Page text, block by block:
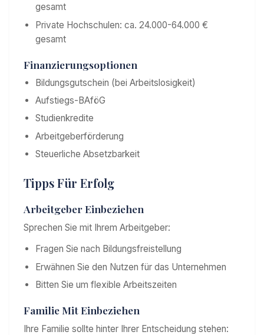
gesamt
Private Hochschulen: ca. 24.000-64.000 €
gesamt
Finanzierungsoptionen
Bildungsgutschein (bei Arbeitslosigkeit)
Aufstiegs-BAföG
Studienkredite
Arbeitgeberförderung
Steuerliche Absetzbarkeit
Tipps Für Erfolg
Arbeitgeber Einbeziehen
Sprechen Sie mit Ihrem Arbeitgeber:
Fragen Sie nach Bildungsfreistellung
Erwähnen Sie den Nutzen für das Unternehmen
Bitten Sie um flexible Arbeitszeiten
Familie Mit Einbeziehen
Ihre Familie sollte hinter Ihrer Entscheidung stehen: